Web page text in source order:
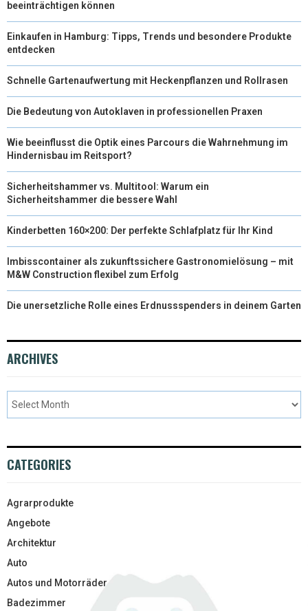
beeinträchtigen können
Einkaufen in Hamburg: Tipps, Trends und besondere Produkte
entdecken
Schnelle Gartenaufwertung mit Heckenpflanzen und Rollrasen
Die Bedeutung von Autoklaven in professionellen Praxen
Wie beeinflusst die Optik eines Parcours die Wahrnehmung im
Hindernisbau im Reitsport?
Sicherheitshammer vs. Multitool: Warum ein
Sicherheitshammer die bessere Wahl
Kinderbetten 160×200: Der perfekte Schlafplatz für Ihr Kind
Imbisscontainer als zukunftssichere Gastronomielösung – mit
M&W Construction flexibel zum Erfolg
Die unersetzliche Rolle eines Erdnussspenders in deinem Garten
ARCHIVES
CATEGORIES
Agrarprodukte
Angebote
Architektur
Auto
Autos und Motorräder
Badezimmer